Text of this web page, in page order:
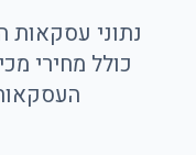
נתוני עסקאות
כולל מחירי